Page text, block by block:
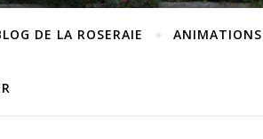
DE LA ROSERAIE ANIMATIONS